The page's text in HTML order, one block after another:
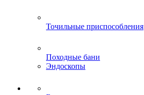
Точильные приспособления
Походные бани
Эндоскопы